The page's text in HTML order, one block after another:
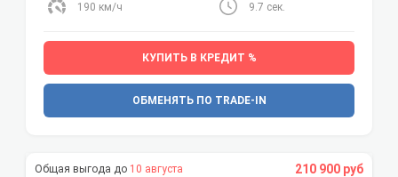
190 км/ч 9.7 сек.
КУПИТЬ В КРЕДИТ %
ОБМЕНЯТЬ ПО TRADE-IN
10 августа 210 900 руб